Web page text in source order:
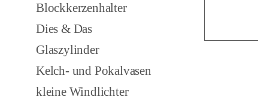
Blockkerzenhalter
Dies & Das
Glaszylinder
Kelch- und Pokalvasen
kleine Windlichter